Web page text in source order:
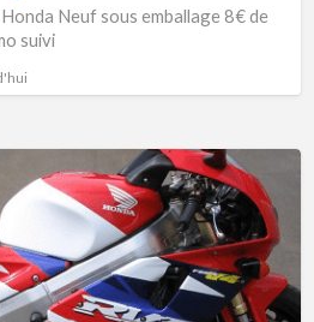
Neuf sous emballage 8€ de
suivi